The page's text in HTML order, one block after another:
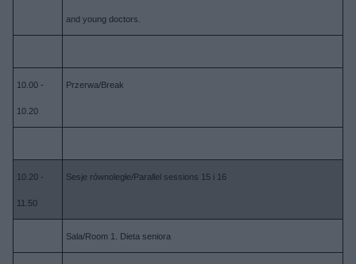
and young doctors.
10.00 -
10.20
Przerwa/Break
10.20 -
11.50
Sesje równoległe/Parallel sessions 15 i 16
Sala/Room 1. Dieta seniora